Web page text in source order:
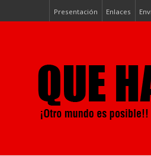
Presentación Enlaces